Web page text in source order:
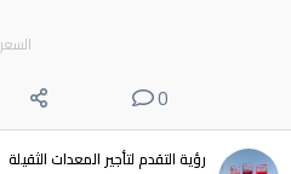
السعر
0
رؤية التقدم لتأجير المعدات الثقيلة